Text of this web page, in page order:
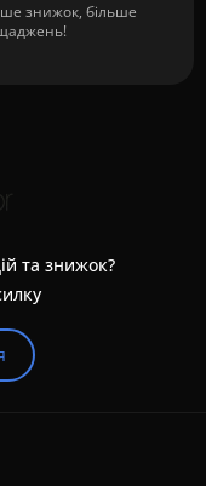
знижок, більше
та знижок?